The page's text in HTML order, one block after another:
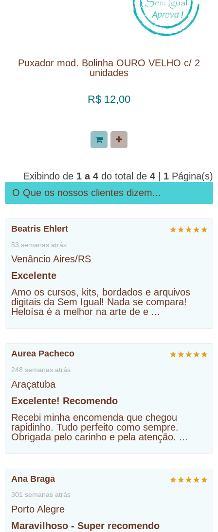
Puxador mod. Bolinha OURO VELHO c/ 2
unidades
R$ 12,00
Exibindo de 1 a 4 do total de 4 1 Página(s)
O Que os nossos clientes dizem...
Beatris Ehlert
53 semanas atrás
Venâncio Aires/RS
Excelente
Amo os cursos, kits, bordados e arquivos
digitais da Sem Igual! Nada se compara!
Heloísa é a melhor na arte de e ...
Aurea Pacheco
248 semanas atrás
Araçatuba
Excelente! Recomendo
Recebi minha encomenda que chegou
rapidinho. Tudo perfeito como sempre.
Obrigada pelo carinho e pela atenção. ...
Ana Braga
301 semanas atrás
Porto Alegre
Maravilhoso - Super recomendo